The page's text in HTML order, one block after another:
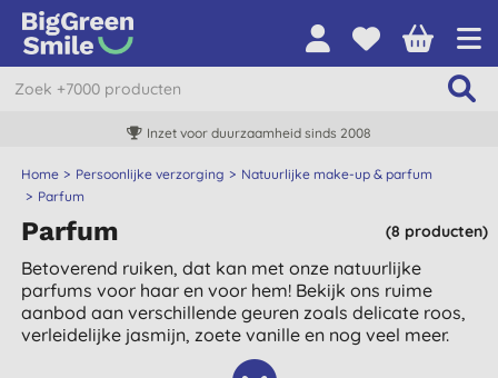
Inzet voor duurzaamheid sinds 2008
Home Persoonlijke verzorging
Natuurlijke make-up & parfum
Parfum
(8 producten)
Parfum
Betoverend ruiken, dat kan met onze natuurlijke
parfums voor haar en voor hem! Bekijk ons ruime
aanbod aan verschillende geuren zoals delicate roos,
verleidelijke jasmijn, zoete vanille en nog veel meer.